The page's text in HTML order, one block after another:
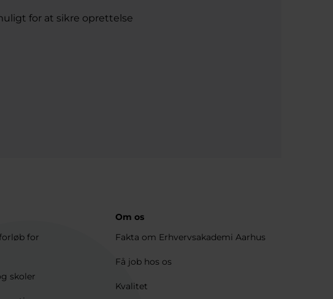
for at sikre oprettelse
for
skoler
Om os
Fakta om Erhvervsakademi Aarhus
Få job hos os
Kvalitet